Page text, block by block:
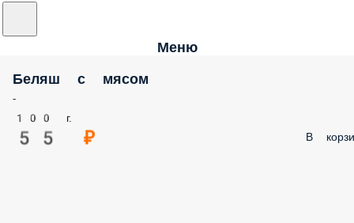
Меню
Беляш с мясом
-
100 г.
55 ₽ В